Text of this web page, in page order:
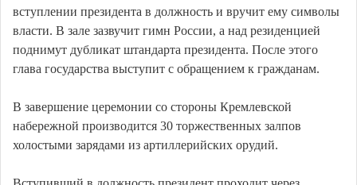
вступлении президента в должность и вручит ему символы
власти. В зале зазвучит гимн России, а над резиденцией
поднимут дубликат штандарта президента. После этого
глава государства выступит с обращением к гражданам.
В завершение церемонии со стороны Кремлевской
набережной производится 30 торжественных залпов
холостыми зарядами из артиллерийских орудий.